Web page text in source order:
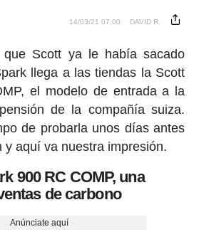
14/03/21 07:00 DAVID R.
que Scott ya le había sacado
llega a las tiendas la Scott
el modelo de entrada a la
de la compañía suiza.
de probarla unos días antes
y aquí va nuestra impresión.
900 RC COMP, una
de carbono
Anúnciate aquí